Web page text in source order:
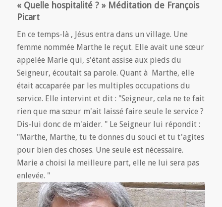
« Quelle hospitalité ? » Méditation de François
Picart
En ce temps-là , Jésus entra dans un village. Une
femme nommée Marthe le reçut. Elle avait une sœur
appelée Marie qui, s'étant assise aux pieds du
Seigneur, écoutait sa parole. Quant à Marthe, elle
était accaparée par les multiples occupations du
service. Elle intervint et dit : "Seigneur, cela ne te fait
rien que ma sœur m'ait laissé faire seule le service ?
Dis-lui donc de m'aider. " Le Seigneur lui répondit :
"Marthe, Marthe, tu te donnes du souci et tu t'agites
pour bien des choses. Une seule est nécessaire.
Marie a choisi la meilleure part, elle ne lui sera pas
enlevée. "